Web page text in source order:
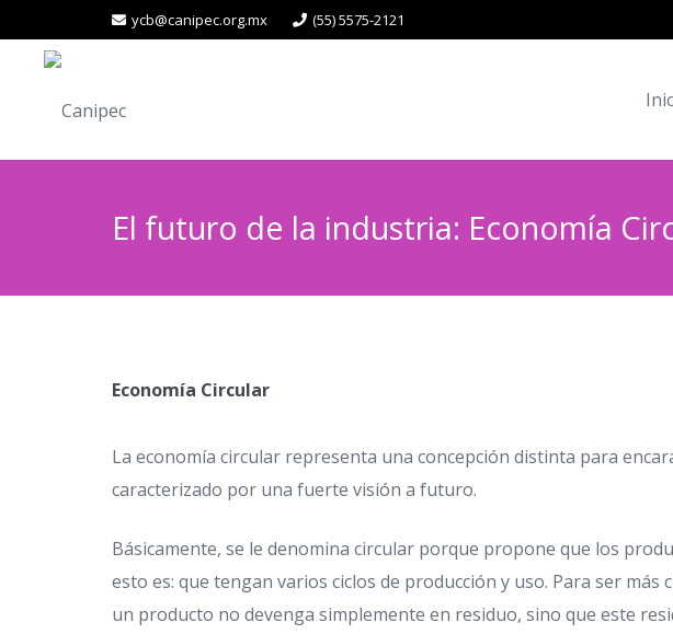
ycb@canipec.org.mx (55) 5575-2121
El futuro de la industria: Economía
Economía Circular
La economía circular representa una concepción distinta para
caracterizado por una fuerte visión a futuro.
Básicamente, se le denomina circular porque propone que los
esto es: que tengan varios ciclos de producción y uso. Para ser más
un producto no devenga simplemente en residuo, sino que este